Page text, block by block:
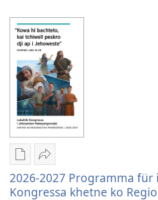
Downloadtike
optione
pash
Bitche
2026-
2027
2026-2027 Programma für
Kongressa khetne ko